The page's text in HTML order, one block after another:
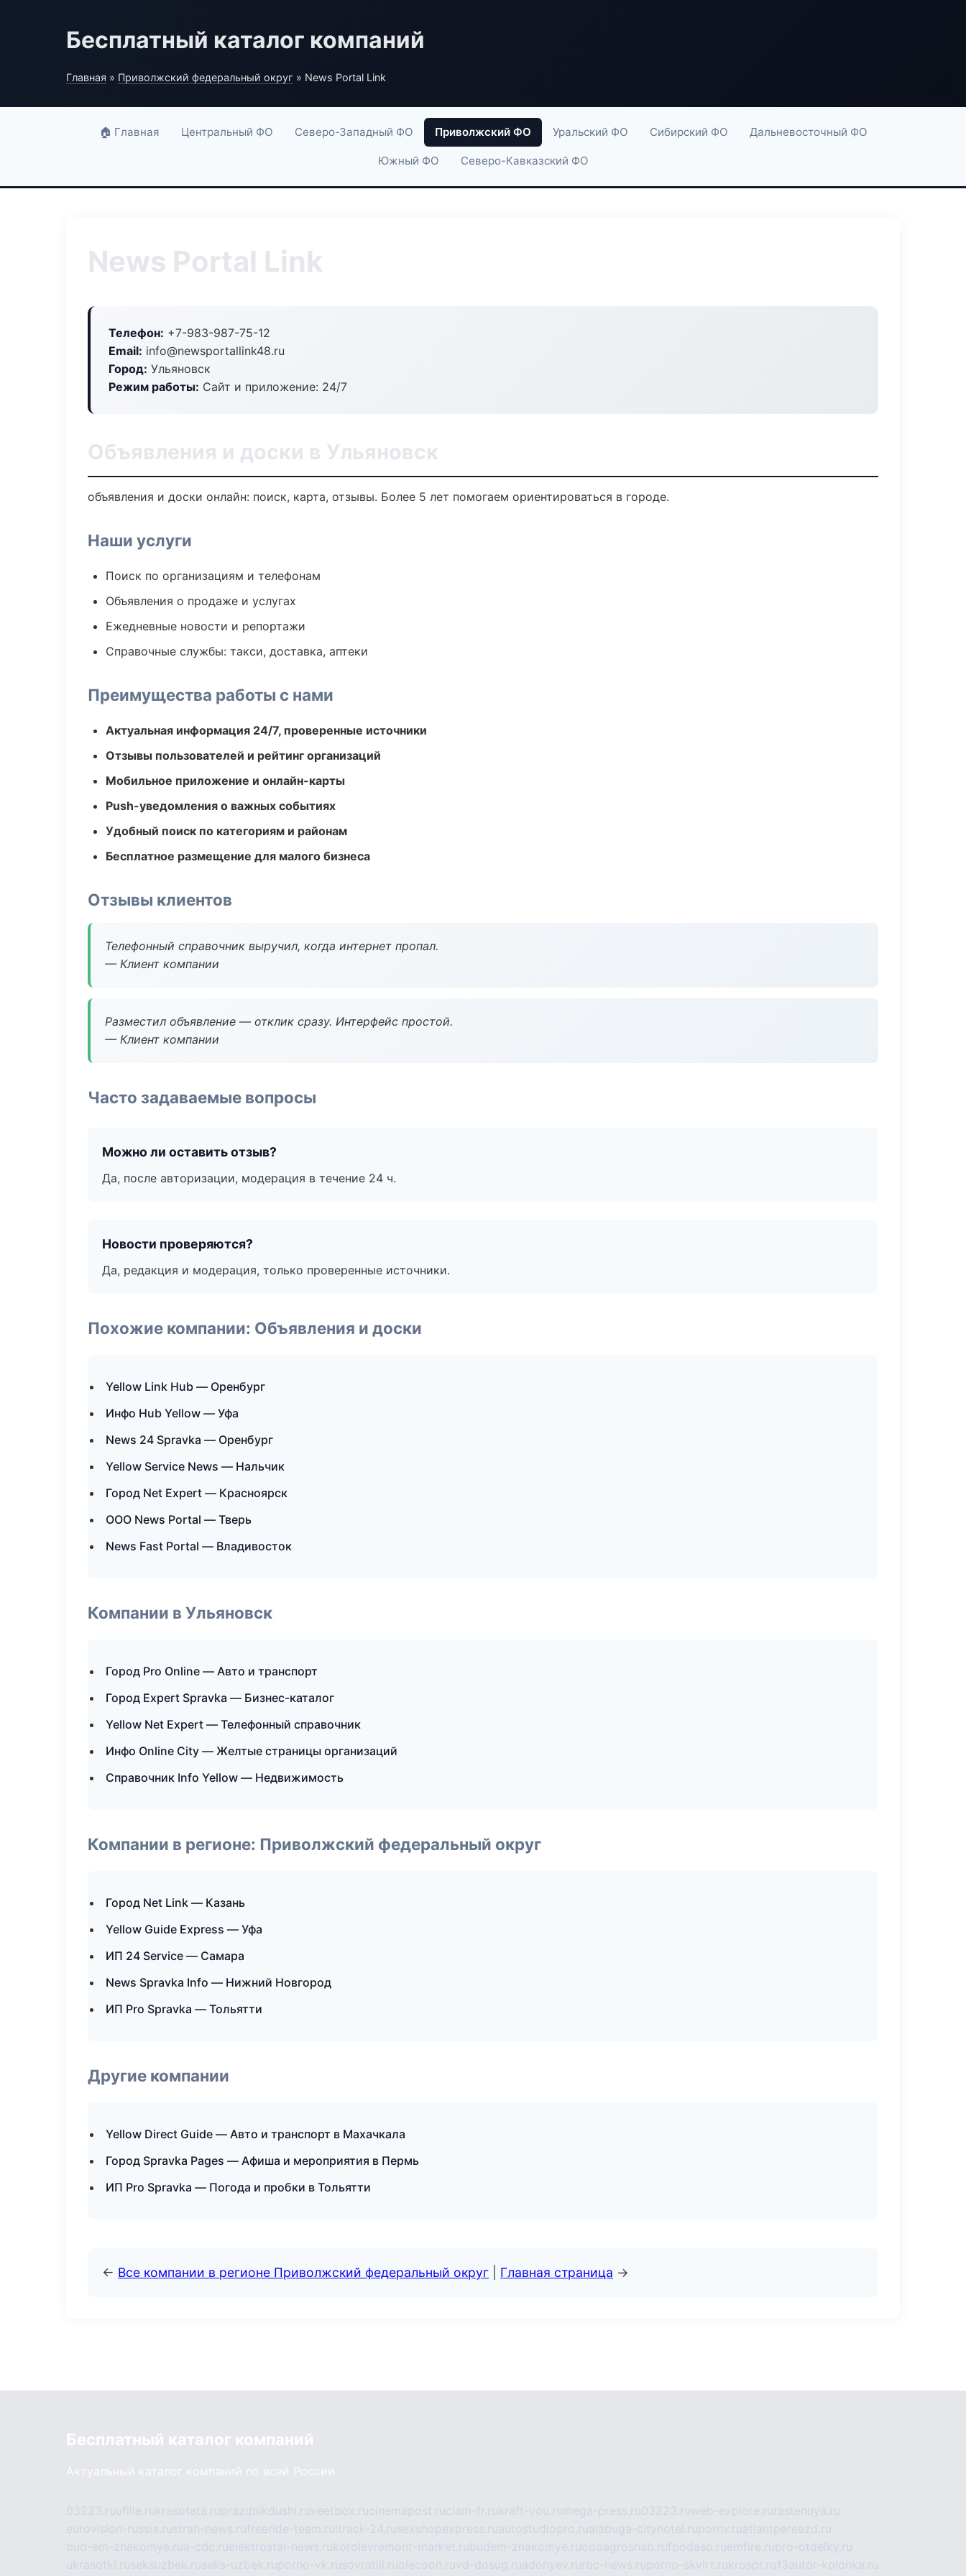
Бесплатный каталог компаний
Главная » Приволжский федеральный округ » News Portal Link
🏠 Главная Центральный ФО Северо-Западный ФО Приволжский ФО Уральский ФО Сибирский ФО Дальневосточный ФО
Южный ФО Северо-Кавказский ФО
News Portal Link
Телефон: +7-983-987-75-12
Email: info@newsportallink48.ru
Город: Ульяновск
Режим работы: Сайт и приложение: 24/7
Объявления и доски в Ульяновск
объявления и доски онлайн: поиск, карта, отзывы. Более 5 лет помогаем ориентироваться в городе.
Наши услуги
Поиск по организациям и телефонам
Объявления о продаже и услугах
Ежедневные новости и репортажи
Справочные службы: такси, доставка, аптеки
Преимущества работы с нами
Актуальная информация 24/7, проверенные источники
Отзывы пользователей и рейтинг организаций
Мобильное приложение и онлайн-карты
Push-уведомления о важных событиях
Удобный поиск по категориям и районам
Бесплатное размещение для малого бизнеса
Отзывы клиентов
Телефонный справочник выручил, когда интернет пропал.
— Клиент компании
Разместил объявление — отклик сразу. Интерфейс простой.
— Клиент компании
Часто задаваемые вопросы
Можно ли оставить отзыв?
Да, после авторизации, модерация в течение 24 ч.
Новости проверяются?
Да, редакция и модерация, только проверенные источники.
Похожие компании: Объявления и доски
Yellow Link Hub — Оренбург
Инфо Hub Yellow — Уфа
News 24 Spravka — Оренбург
Yellow Service News — Нальчик
Город Net Expert — Красноярск
ООО News Portal — Тверь
News Fast Portal — Владивосток
Компании в Ульяновск
Город Pro Online — Авто и транспорт
Город Expert Spravka — Бизнес-каталог
Yellow Net Expert — Телефонный справочник
Инфо Online City — Желтые страницы организаций
Справочник Info Yellow — Недвижимость
Компании в регионе: Приволжский федеральный округ
Город Net Link — Казань
Yellow Guide Express — Уфа
ИП 24 Service — Самара
News Spravka Info — Нижний Новгород
ИП Pro Spravka — Тольятти
Другие компании
Yellow Direct Guide — Авто и транспорт в Махачкала
Город Spravka Pages — Афиша и мероприятия в Пермь
ИП Pro Spravka — Погода и пробки в Тольятти
← Все компании в регионе Приволжский федеральный округ Главная страница →
Бесплатный каталог компаний
Актуальный каталог компаний по всей России
03223.ruufille.rukrasotata.ruprazdnikdushi.ruveetbox.rucinemapost.ruciam-fr.rukraft-you.ru mega-press.ru03223.ruweb-explore.ru rastenuya.ru
eurovision-russia.rustrah-news.rufreeride-team.ru itrack-24.rusexshopexpress.ruautostudiopro.rualabuga-cityhotel.rupornv.ruatlantpereezd.ru
bud-em-znakomye.rua-cdc.ruelektrostal-news.rukorolevremont-market.rubudem-znakomye.ruoooagrosnab.rufpodaso.ruemfire.rupro-otdelky.ru
ukrasotki.ruseksuzbek.ruseks-uzbek.ruporno-vk.rusovratili.ruolecoon.ruvd-dosug.ruadonyev.ru rbc-news.ruporno-skvirt.rukrospr.ru13autor-kolonka.ru